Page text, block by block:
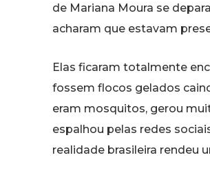
de Mariana Moura se
acharam que estavam
Elas ficaram totalmente
fossem flocos gelados
eram mosquitos, gerou
espalhou pelas redes
realidade brasileira rendeu